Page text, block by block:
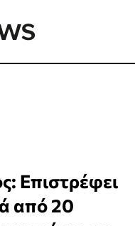
Επιστρέφει
από 20